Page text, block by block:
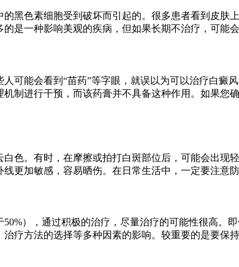
黑色素细胞受到破坏而引起的。很多患者看到皮肤
是一种影响美观的疾病，但如果长期不治疗，可能会
可能会看到“苗药”等字眼，就误以为可以治疗白癜
制进行干预，而该药膏并不具备这种作用。如果您
色。有时，在摩擦或拍打白斑部位后，可能会出现
更加敏感，容易晒伤。在日常生活中，一定要注意防
），通过积极的治疗，尽量治疗的可能性很高。
疗方法的选择等多种因素的影响。较重要的是要保